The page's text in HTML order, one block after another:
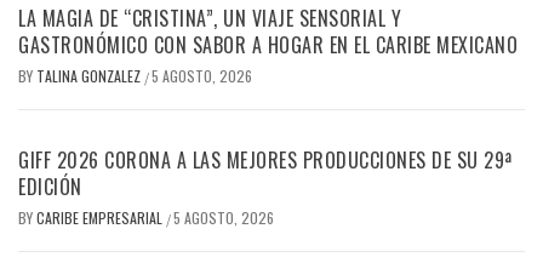
LA MAGIA DE “CRISTINA”, UN VIAJE SENSORIAL Y
GASTRONÓMICO CON SABOR A HOGAR EN EL CARIBE MEXICANO
BY TALINA GONZALEZ /5 AGOSTO, 2026
GIFF 2026 CORONA A LAS MEJORES PRODUCCIONES DE SU 29ª
EDICIÓN
BYCARIBE EMPRESARIAL /5 AGOSTO, 2026